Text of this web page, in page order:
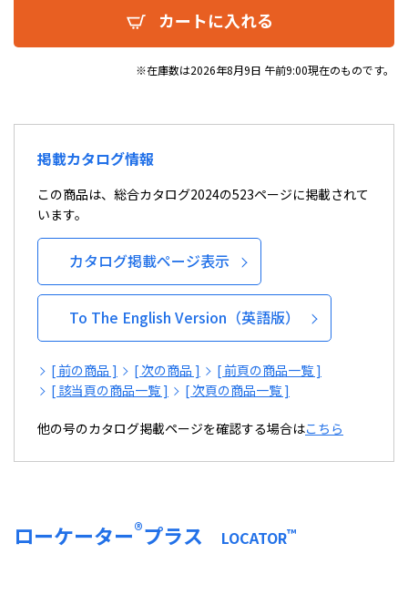
カートに入れる
※在庫数は2026年8月9日 午前9:00現在のものです。
掲載カタログ情報
この商品は、総合カタログ2024の523ページに掲載されて
います。
カタログ掲載ページ表示
To The English Version（英語版）
[ 前の商品 ] [ 次の商品 ]
[ 前頁の商品一覧 ]
[ 該当頁の商品一覧 ]
[ 次頁の商品一覧 ]
他の号のカタログ掲載ページを確認する場合はこちら
ローケーター®プラス LOCATOR™